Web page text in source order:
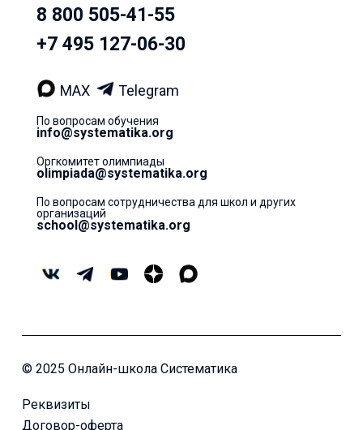
8 800 505-41-55
+7 495 127-06-30
MAX Telegram
По вопросам обучения
info@systematika.org
Оргкомитет олимпиады
olimpiada@systematika.org
По вопросам сотрудничества для школ и других
организаций
school@systematika.org
© 2025 Онлайн-школа Систематика
Реквизиты
Договор-оферта